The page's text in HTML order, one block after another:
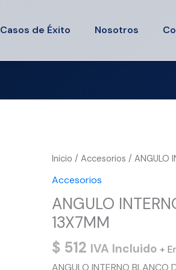
Casos de Éxito Nosotros
Inicio / Accesorios / ANGULO
Accesorios
ANGULO
13X7MM
$ 512 IVA Incluido +
ANGULO INTERNO BLANCO
ANGULO
INTERNO
DXN11032
13X7MM